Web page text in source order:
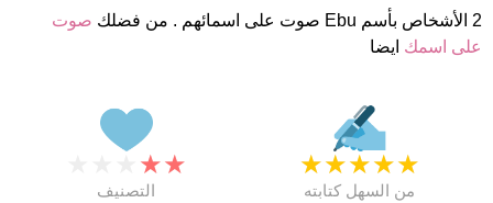
2 الأشخاص بأسم Ebu صوت على اسمائهم . من فضلك
صوت
على اسمك ايضا
★
★
التصنيف
★
★
★
★
★
من السهل كتابته